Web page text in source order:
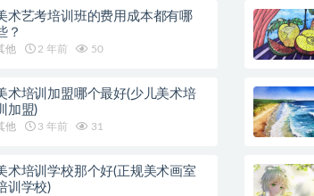
术艺考培训班的费用成本都有哪
？
他 2 年前 50
术培训加盟哪个最好(少儿美术培
加盟)
他 3 年前 31
术培训学校那个好(正规美术画室
训学校)